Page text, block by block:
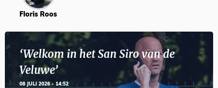
Floris Roos
‘Welkom in het San Siro van de
Veluwe’
08 JULI 2026 - 14:52